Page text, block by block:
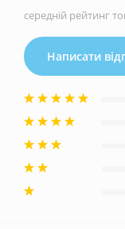
середній рейтинг
Написати